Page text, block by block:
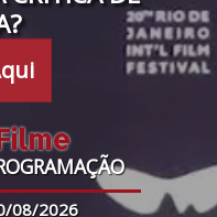
08/2026